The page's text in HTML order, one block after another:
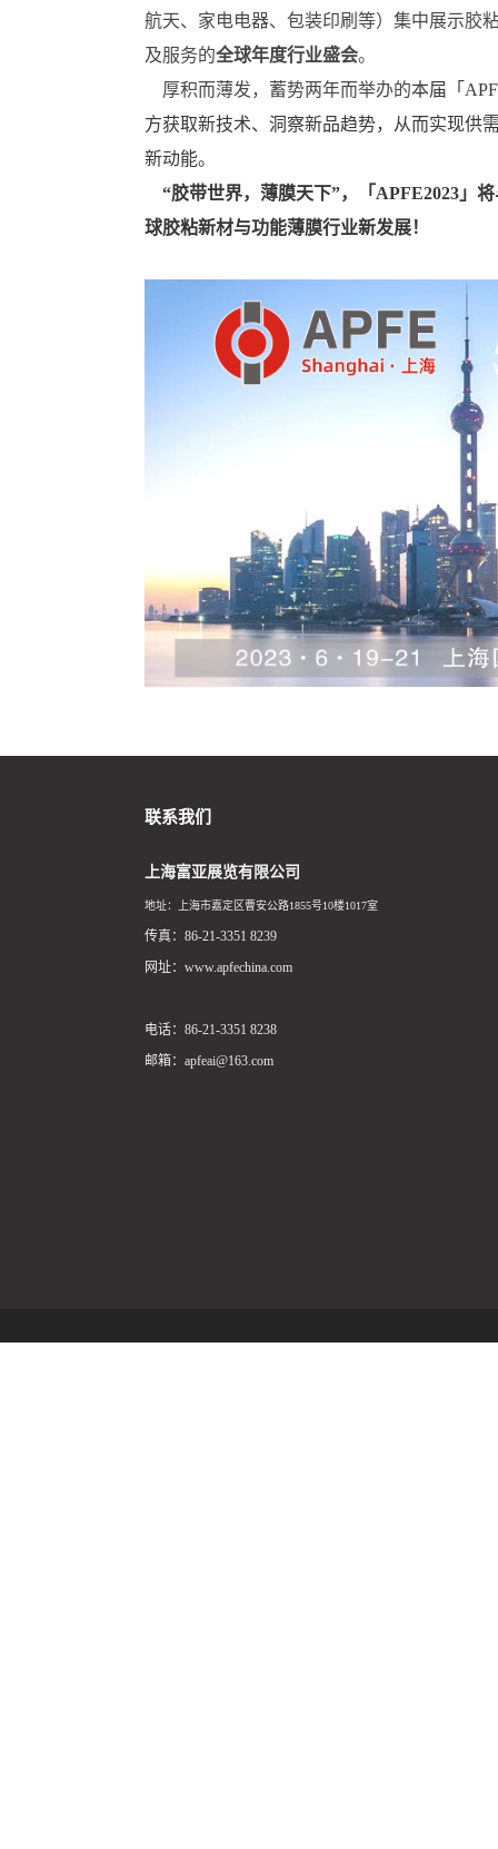
航天、家电电器、包装印刷等）集中展示胶
及服务的全球年度行业盛会。
厚积而薄发，蓄势两年而举办的本届「
方获取新技术、洞察新品趋势，从而实现供
新动能。
“胶带世界，薄膜天下”，「APFE2023」
球胶粘新材与功能薄膜行业新发展！
联系我们
上海富亚展览有限公司
地址：上海市嘉定区曹安公路1855号10楼1017室
传真：86-21-3351 8239
网址：www.apfechina.com
电话：86-21-3351 8238
邮箱：apfeai@163.com